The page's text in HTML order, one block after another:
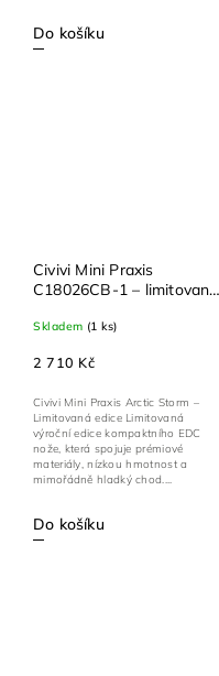
Do košíku
Civivi Mini Praxis
C18026CB-1 – limitovaný
Arctic Storm rukojetí
Skladem (1 ks)
2 710 Kč
Do košíku
Civivi Mini Praxis Arctic Storm –
Limitovaná edice Limitovaná
výroční edice kompaktního EDC
nože, která spojuje prémiové
materiály, nízkou hmotnost a
mimořádně hladký chod....